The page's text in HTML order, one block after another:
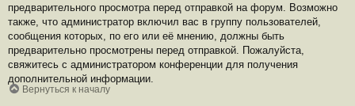
предварительного просмотра перед отправкой на форум. Возможно
также, что администратор включил вас в группу пользователей,
сообщения которых, по его или её мнению, должны быть
предварительно просмотрены перед отправкой. Пожалуйста,
свяжитесь с администратором конференции для получения
дополнительной информации.
Вернуться к началу